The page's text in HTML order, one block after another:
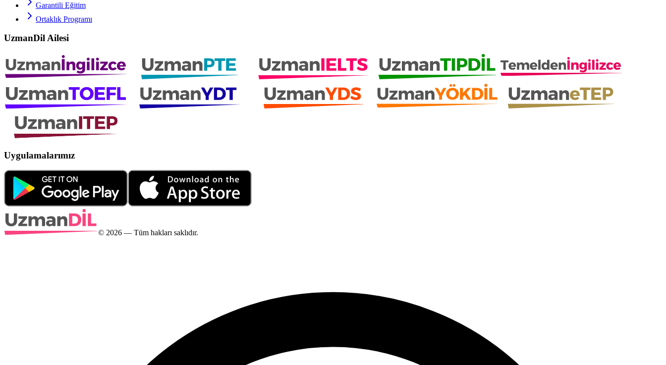
Garantili Eğitim
Ortaklık Programı
UzmanDil Ailesi
Uygulamalarımız
© 2026 — Tüm hakları saklıdır.